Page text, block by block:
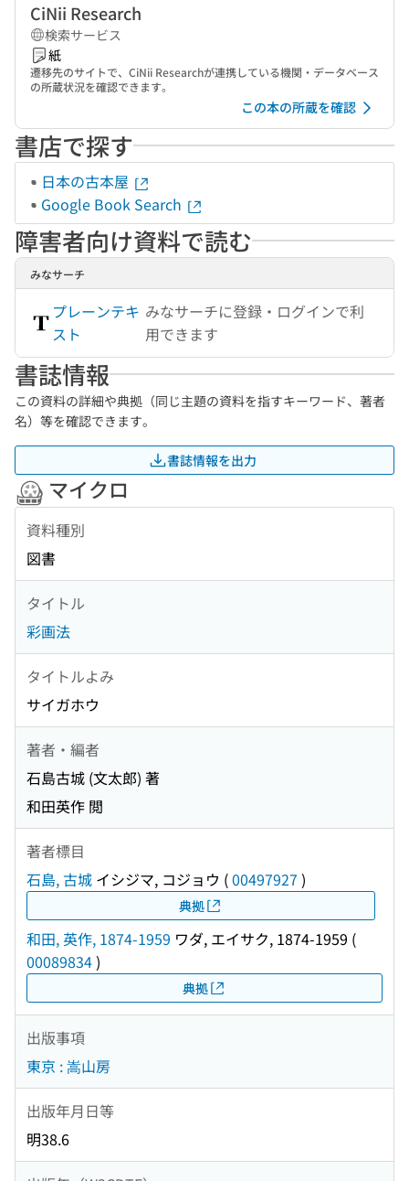
CiNii Research
検索サービス
紙
遷移先のサイトで、CiNii Researchが連携している機関・データベース
の所蔵状況を確認できます。
この本の所蔵を確認
書店で探す
日本の古本屋
Google Book Search
障害者向け資料で読む
みなサーチ
プレーンテキ
スト
みなサーチに登録・ログインで利
用できます
書誌情報
この資料の詳細や典拠（同じ主題の資料を指すキーワード、著者
名）等を確認できます。
書誌情報を出力
マイクロ
資料種別
図書
タイトル
彩画法
タイトルよみ
サイガホウ
著者・編者
石島古城 (文太郎) 著
和田英作 閲
著者標目
石島, 古城 イシジマ, コジョウ (00497927 )
典拠
和田, 英作, 1874-1959 ワダ, エイサク, 1874-1959 (
00089834)
典拠
出版事項
東京 : 嵩山房
出版年月日等
明38.6